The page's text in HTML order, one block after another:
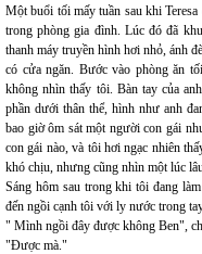
Một buổi tối mấy tuần sau khi
trong phòng gia đình. Lúc đó đã
thanh máy truyền hình hơi nhỏ, ánh
có cửa ngăn. Bước vào phòng ăn
không nhìn thấy tôi. Bàn tay của
phần dưới thân thể, hình như anh
bao giờ ôm sát một người con gái
con gái nào, và tôi hơi ngạc nhiên
khó chịu, nhưng cũng nhìn một lúc
Sáng hôm sau trong khi tôi đang
đến ngồi cạnh tôi với ly nước trong
" Mình ngồi đây được không Ben",
"Được mà."